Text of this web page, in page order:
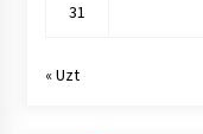
31
« Uzt